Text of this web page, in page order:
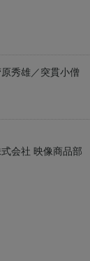
秀雄／突貫小僧
会社 映像商品部